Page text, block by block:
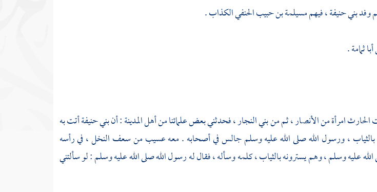
وفدبني حنيفة، فيهممسيلمة بن حبيب الحنفي الكذاب.
ثمامة .
الحارثامرأة منالأنصار، ثم منبني النجار، فحدثني بعض علمائنا منأهلالمدينة: أنبني حنيفةأتت به
بالثياب ، ورسول الله صلى الله عليه وسلم جالس في أصحابه . معه عسيب من سعف النخل ، في رأسه
عليه وسلم ، وهم يسترونه بالثياب ، كلمه وسأله ، فقال له رسول الله صلى الله عليه وسلم : لو سألتني